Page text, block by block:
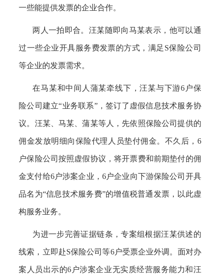
一些能提供发票的企业合作。
两人一拍即合。汪某随即向马某表示，他可以通
过一些企业开具服务费发票的方式，满足 S保险公司
等企业的发票需求。
在马某和中间人蒲某牵线下，汪某与下游6户保
险公司建立“业务联系”，签订了虚假信息技术服务协
议。汪某、马某、蒲某等人，先依照保险公司提供的
佣金发放明细向保险代理人员垫付佣金。不久后，6
户保险公司按照虚假协议，将开票费和前期垫付的佣
金支付给6户涉案企业，6户企业向下游保险公司开具
品名为“信息技术服务费”的增值税普通发票，以此虚
构服务业务。
为进一步完善证据链条，专案组根据汪某供述的
线索，立即赴S保险公司等6户受票企业外调。面对办
案人员出示的6户涉案企业无实质经营服务能力和汪